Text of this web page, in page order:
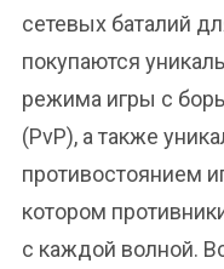
сетевых баталий
покупаются
режима игры с
(PvP), а также
противостоянием
котором
с каждой волной.